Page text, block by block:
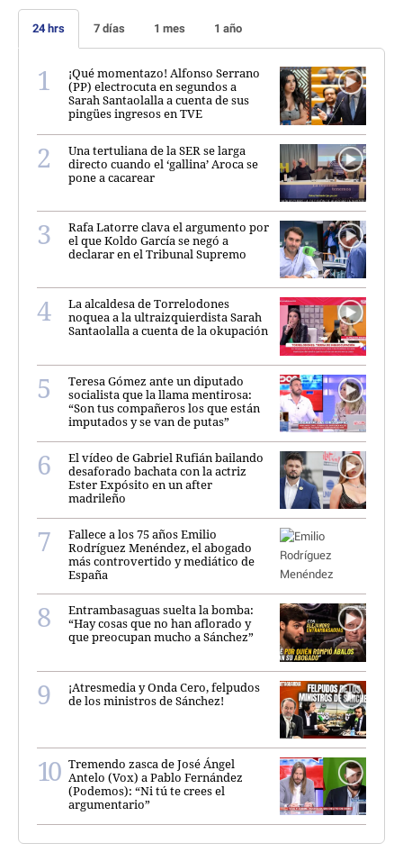
24 hrs 7 días 1 mes 1 año
¡Qué momentazo! Alfonso Serrano
(PP) electrocuta en segundos a
Sarah Santaolalla a cuenta de sus
pingües ingresos en TVE
Una tertuliana de la SER se larga
directo cuando el ‘gallina’ Aroca se
pone a cacarear
Rafa Latorre clava el argumento por
el que Koldo García se negó a
declarar en el Tribunal Supremo
La alcaldesa de Torrelodones
noquea a la ultraizquierdista Sarah
Santaolalla a cuenta de la okupación
Teresa Gómez ante un diputado
socialista que la llama mentirosa:
“Son tus compañeros los que están
imputados y se van de putas”
El vídeo de Gabriel Rufián bailando
desaforado bachata con la actriz
Ester Expósito en un after
madrileño
Fallece a los 75 años Emilio
Rodríguez Menéndez, el abogado
más controvertido y mediático de
España
Entrambasaguas suelta la bomba:
“Hay cosas que no han aflorado y
que preocupan mucho a Sánchez”
¡Atresmedia y Onda Cero, felpudos
de los ministros de Sánchez!
Tremendo zasca de José Ángel
Antelo (Vox) a Pablo Fernández
(Podemos): “Ni tú te crees el
argumentario”